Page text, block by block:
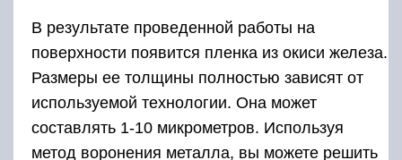
В результате проведенной работы на
поверхности появится пленка из окиси железа.
Размеры ее толщины полностью зависят от
используемой технологии. Она может
составлять 1-10 микрометров. Используя
метод воронения металла, вы можете решить